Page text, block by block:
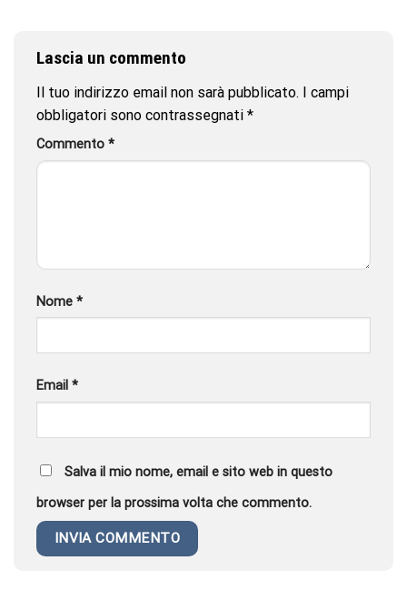
Lascia un commento
Il tuo indirizzo email non sarà pubblicato. I campi
obbligatori sono contrassegnati *
Commento *
Nome *
Email *
Salva il mio nome, email e sito web in questo
browser per la prossima volta che commento.